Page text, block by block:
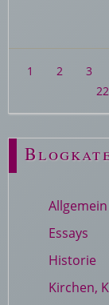
1 2 3
22
Allgemein
Essays
Historie
Kirchen,